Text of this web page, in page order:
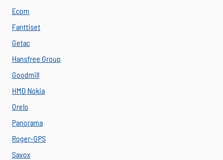
Ecom
Fanttiset
Getac
Hansfree Group
Goodmill
HMD Nokia
Orelo
Panorama
Roger-GPS
Savox